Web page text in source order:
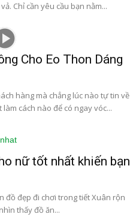
Chỉ cần yêu cầu bạn nằm...
Cho Eo Thon Dáng
hàng mà chẳng lúc nào tự tin về
cách nào để có ngay vóc...
nữ tốt nhất khiến bạn
đồ đẹp đi chơi trong tiết Xuân rộn
thấy đồ ăn...